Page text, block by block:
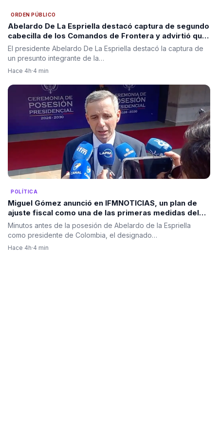
ORDEN PÚBLICO
Abelardo De La Espriella destacó captura de segundo
cabecilla de los Comandos de Frontera y advirtió que
“se acabó la impunidad”
El presidente Abelardo De La Espriella destacó la captura de
un presunto integrante de la…
Hace 4h·4 min
POLÍTICA
Miguel Gómez anunció en IFMNOTICIAS, un plan de
ajuste fiscal como una de las primeras medidas del
Gobierno de Abelardo De La Espriella
Minutos antes de la posesión de Abelardo de la Espriella
como presidente de Colombia, el designado…
Hace 4h·4 min